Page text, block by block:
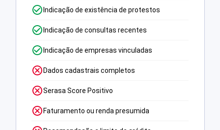
Indicação de existência de protestos
Indicação de consultas recentes
Indicação de empresas vinculadas
Dados cadastrais completos
Serasa Score Positivo
Faturamento ou renda presumida